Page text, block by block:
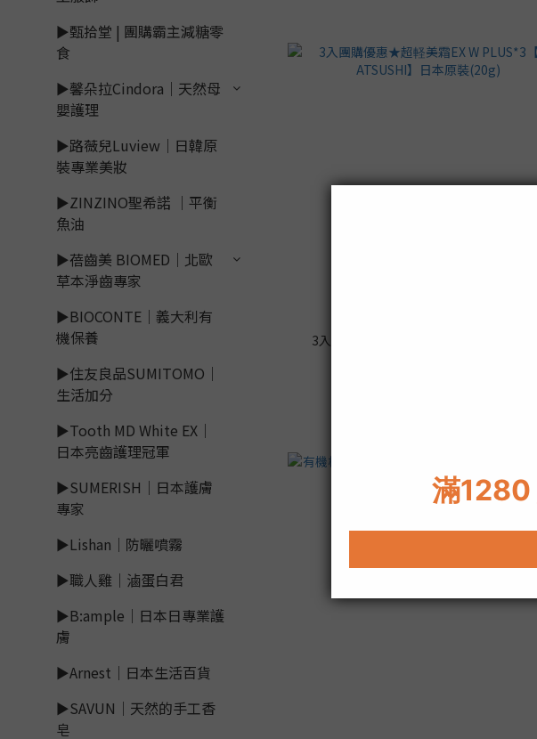
►甄拾堂 | 團購霸主減糖零
食
►馨朵拉Cindora｜天然母
嬰護理
►路薇兒Luview｜日韓原
裝專業美妝
►ZINZINO聖希諾 ｜平衡
魚油
►蓓齒美 BIOMED｜北歐
草本淨齒專家
►BIOCONTE｜義大利有
機保養
►住友良品SUMITOMO｜
生活加分
►Tooth MD White EX｜
日本亮齒護理冠軍
►SUMERISH｜日本護膚
專家
►Lishan｜防曬噴霧
►職人雞｜滷蛋白君
►B:ample｜日本日專業護
膚
►Arnest｜日本生活百貨
►SAVUN｜天然的手工香
皂
3入團購優惠★超軽美霜EX W PLUS*3【淳